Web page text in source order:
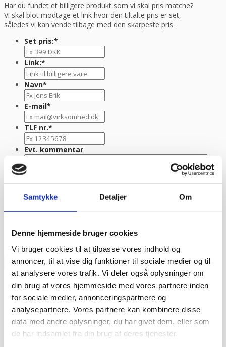
Samtykke Detaljer Om
Denne hjemmeside bruger cookies
Vi bruger cookies til at tilpasse vores indhold og
annoncer, til at vise dig funktioner til sociale medier og til
at analysere vores trafik. Vi deler også oplysninger om
din brug af vores hjemmeside med vores partnere inden
for sociale medier, annonceringspartnere og
analysepartnere. Vores partnere kan kombinere disse
data med andre oplysninger, du har givet dem, eller som
de har indsamlet fra din brug af deres tjenester.
Har du fundet et billigere produkt som vi skal pris matche?
Vi skal blot modtage et link hvor den tiltalte pris er set,
således vi kan vende tilbage med den skarpeste pris.
Set pris:*
Link:*
Navn*
E-mail*
TLF nr.*
Evt. kommentar